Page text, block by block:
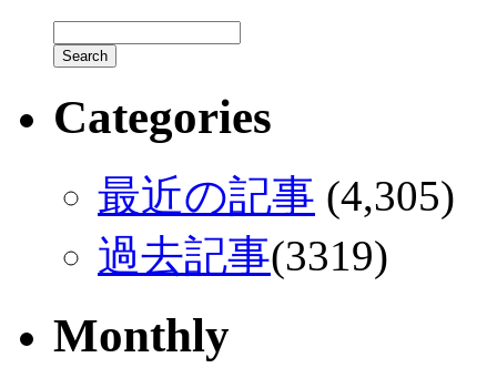
Categories
最近の記事 (4,305)
過去記事(3319)
Monthly